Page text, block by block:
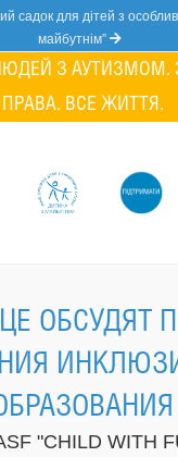
садок для дітей з
майбутнім”
З АУТИЗМОМ.
ПРАВА. ВСЕ ЖИТТЯ.
ОБСУДЯТ
"CHILD WITH